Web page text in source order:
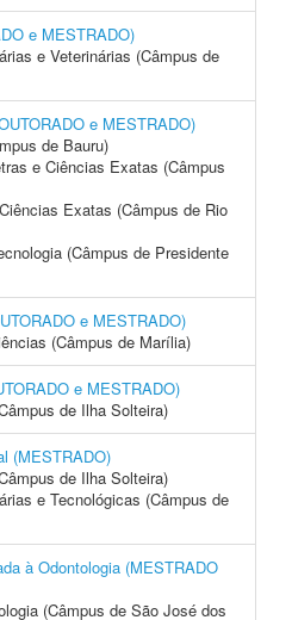
e MESTRADO)
e Veterinárias (Câmpus de
e MESTRADO)
de Bauru)
e Ciências Exatas (Câmpus
Exatas (Câmpus de Rio
(Câmpus de Presidente
e MESTRADO)
(Câmpus de Marília)
e MESTRADO)
de Ilha Solteira)
(MESTRADO)
de Ilha Solteira)
e Tecnológicas (Câmpus de
à Odontologia (MESTRADO
(Câmpus de São José dos